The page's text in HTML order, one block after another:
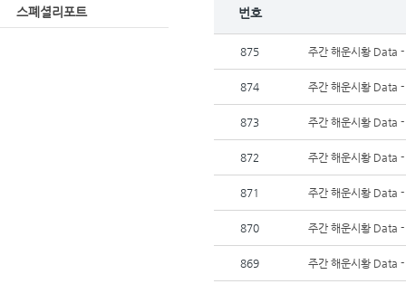
스폐셜리포트 번호
875 주간 해운시황 Data
874 주간 해운시황 Data
873 주간 해운시황 Data
872 주간 해운시황 Data
871 주간 해운시황 Data
870 주간 해운시황 Data
869 주간 해운시황 Data